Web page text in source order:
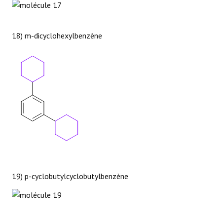
18) m-dicyclohexylbenzène
19) p-cyclobutylcyclobutylbenzène